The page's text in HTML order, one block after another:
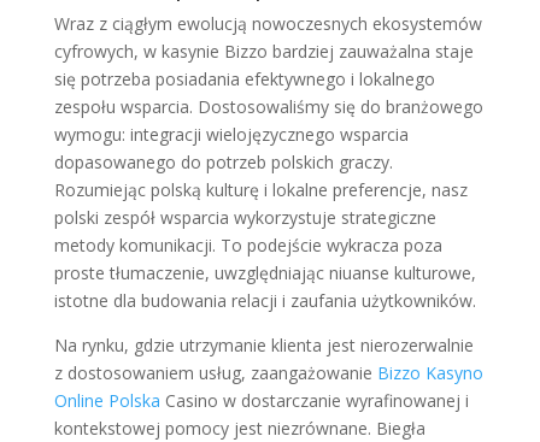
Wraz z ciągłym ewolucją nowoczesnych ekosystemów
cyfrowych, w kasynie Bizzo bardziej zauważalna staje
się potrzeba posiadania efektywnego i lokalnego
zespołu wsparcia. Dostosowaliśmy się do branżowego
wymogu: integracji wielojęzycznego wsparcia
dopasowanego do potrzeb polskich graczy.
Rozumiejąc polską kulturę i lokalne preferencje, nasz
polski zespół wsparcia wykorzystuje strategiczne
metody komunikacji. To podejście wykracza poza
proste tłumaczenie, uwzględniając niuanse kulturowe,
istotne dla budowania relacji i zaufania użytkowników.
Na rynku, gdzie utrzymanie klienta jest nierozerwalnie
z dostosowaniem usług, zaangażowanie Bizzo Kasyno
Online Polska Casino w dostarczanie wyrafinowanej i
kontekstowej pomocy jest niezrównane. Biegła